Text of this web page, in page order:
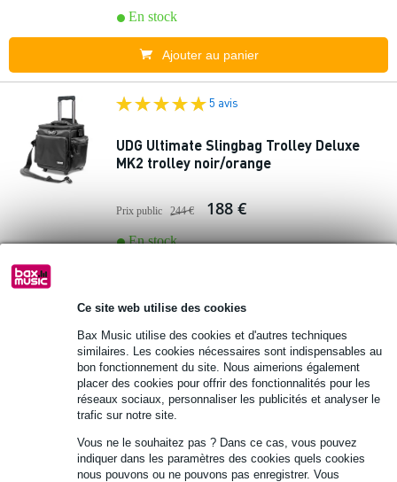
Ce site web utilise des cookies
Bax Music utilise des cookies et d'autres techniques
similaires. Les cookies nécessaires sont indispensables au
bon fonctionnement du site. Nous aimerions également
placer des cookies pour offrir des fonctionnalités pour les
réseaux sociaux, personnaliser les publicités et analyser le
trafic sur notre site.
Vous ne le souhaitez pas ? Dans ce cas, vous pouvez
indiquer dans les paramètres des cookies quels cookies
nous pouvons ou ne pouvons pas enregistrer. Vous
En stock
Ajouter au panier
5 avis
UDG Ultimate Slingbag Trolley Deluxe
MK2 trolley noir/orange
Prix public 244 € 188 €
En stock
UDG U9450BLOR Ultimate sac CourierBag
noir/orange (small)
Prix public 44 €
En stock